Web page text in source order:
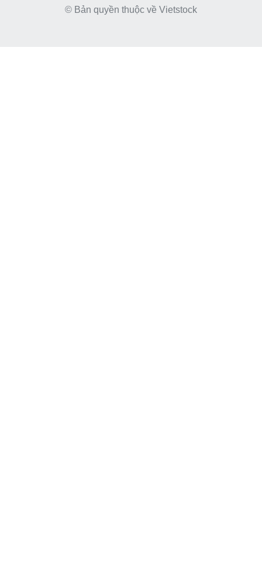
© Bản quyền thuộc về Vietstock